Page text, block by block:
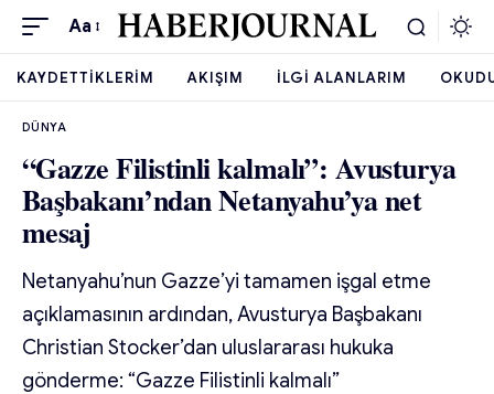
Aa
KAYDETTIKLERIM AKIŞIM İLGI ALANLARIM
DÜNYA
“Gazze Filistinli kalmalı”: Avusturya
Başbakanı’ndan Netanyahu’ya net
mesaj
Netanyahu’nun Gazze’yi tamamen işgal etme
açıklamasının ardından, Avusturya Başbakanı
Christian Stocker’dan uluslararası hukuka
gönderme: “Gazze Filistinli kalmalı”